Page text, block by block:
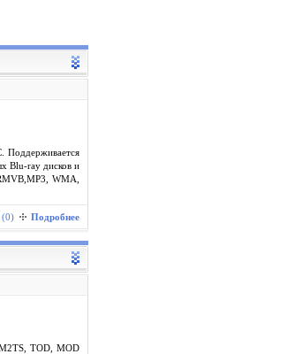
Поддерживается
Blu-ray дисков и
WMA,
(0) Подробнее
TOD, MOD